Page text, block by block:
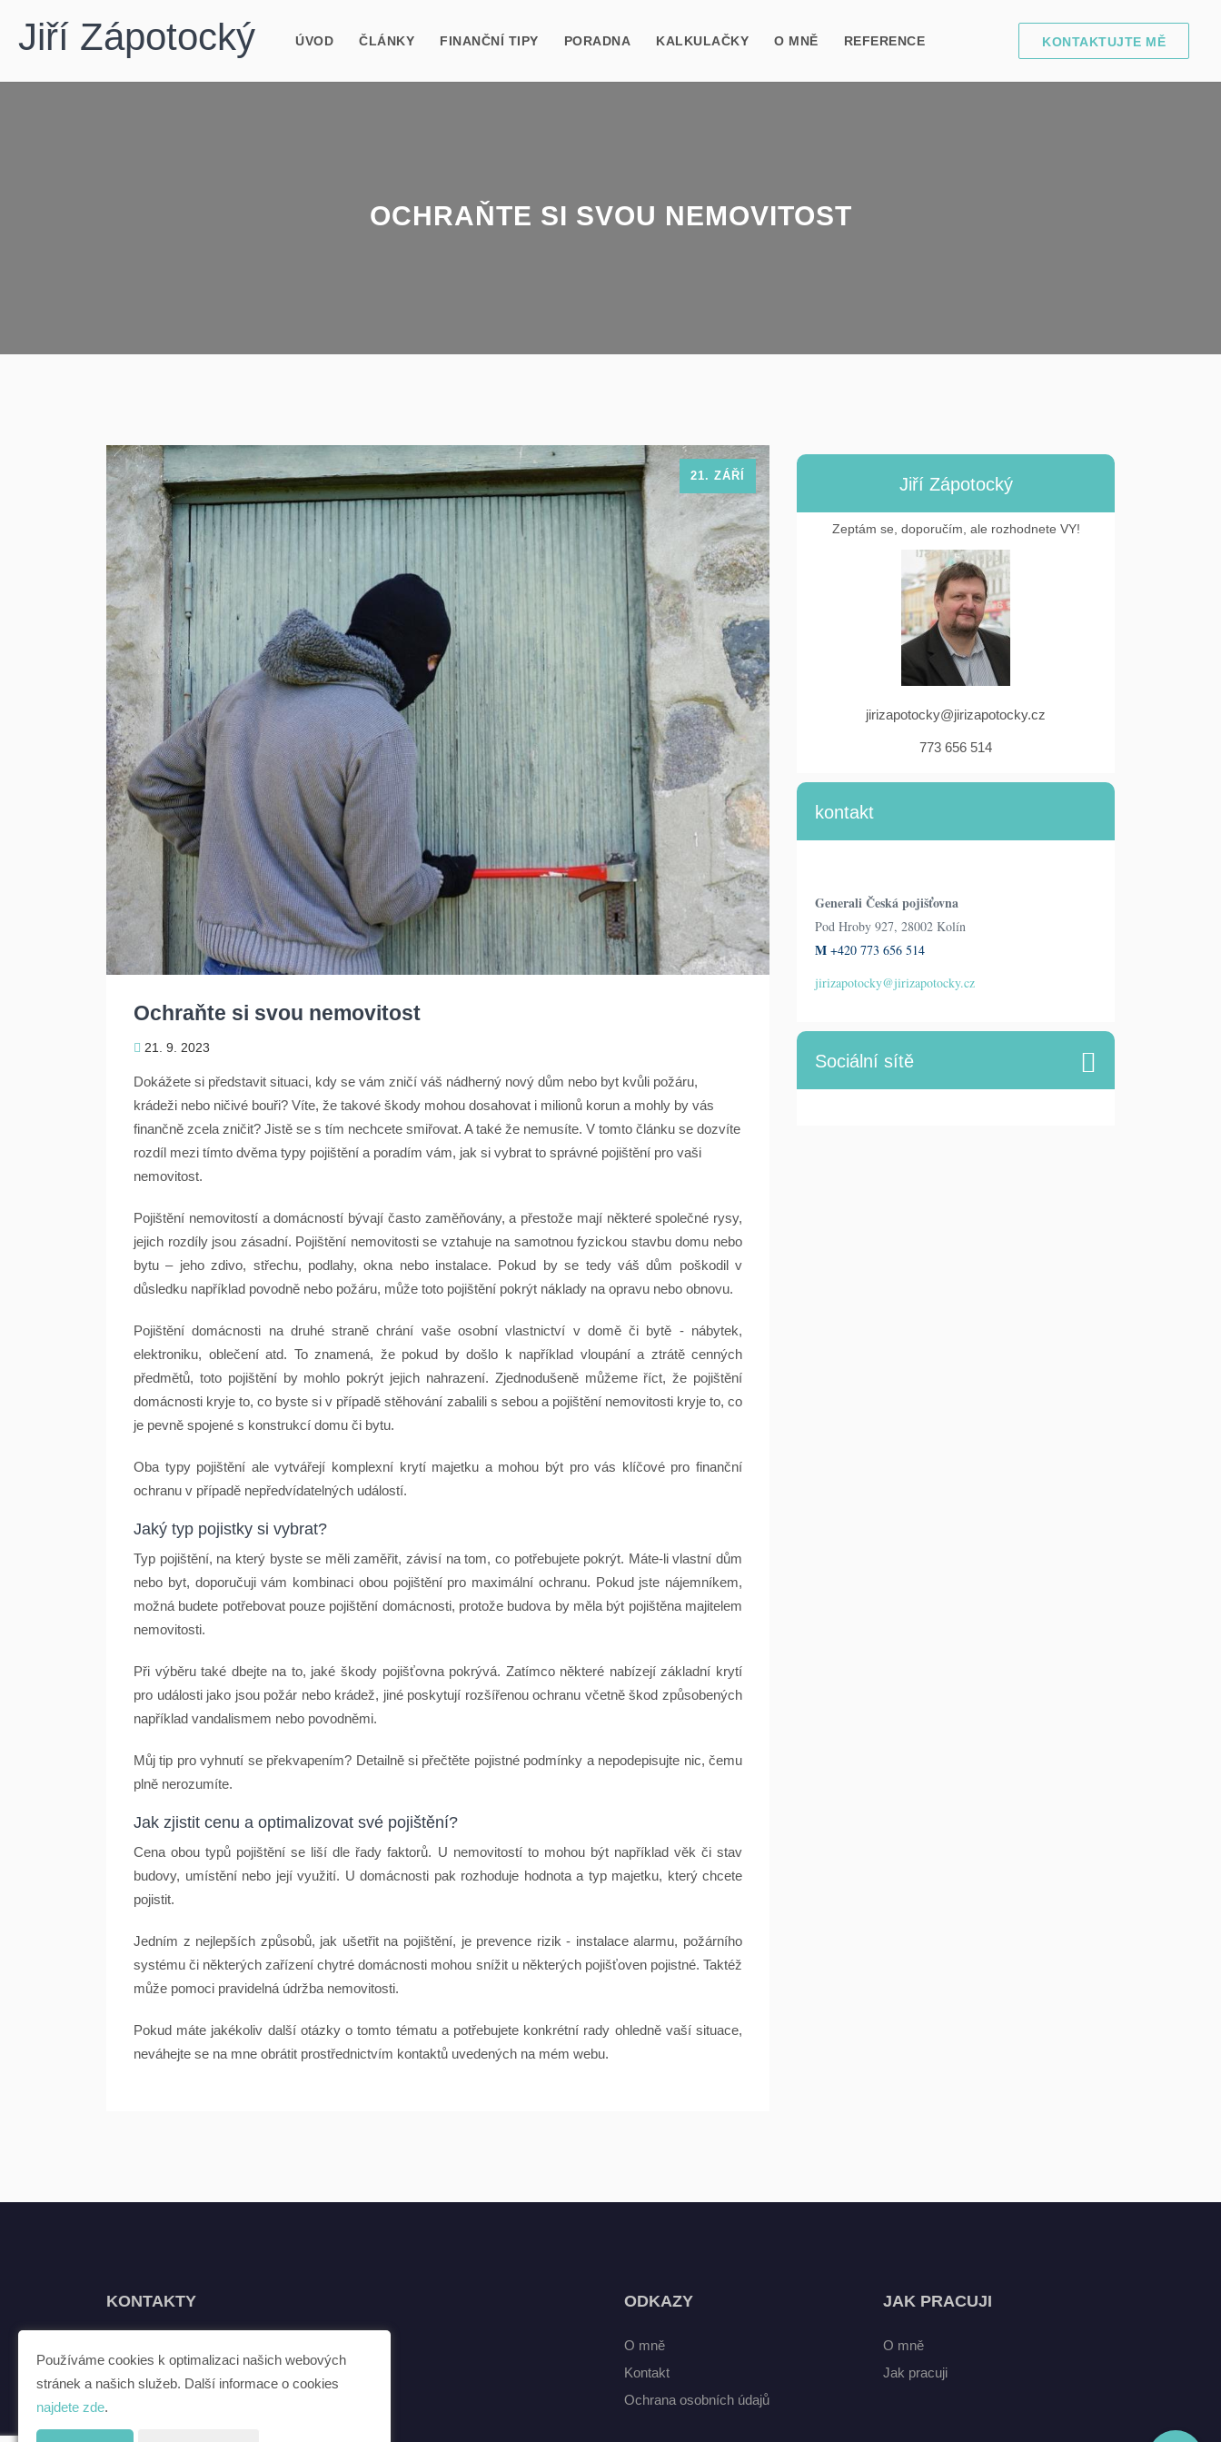
Jiří Zápotocký ÚVOD ČLÁNKY FINANČNÍ TIPY PORADNA KALKULAČKY O MNĚ REFERENCE KONTAKTUJTE MĚ
OCHRAŇTE SI SVOU NEMOVITOST
Ochraňte si svou nemovitost
21. 9. 2023
21. ZÁŘÍ
Dokážete si představit situaci, kdy se vám zničí váš nádherný nový dům nebo byt kvůli požáru,
krádeži nebo ničivé bouři? Víte, že takové škody mohou dosahovat i milionů korun a mohly by vás
finančně zcela zničit? Jistě se s tím nechcete smiřovat. A také že nemusíte. V tomto článku se dozvíte
rozdíl mezi tímto dvěma typy pojištění a poradím vám, jak si vybrat to správné pojištění pro vaši
nemovitost.
Pojištění nemovitostí a domácností bývají často zaměňovány, a přestože mají některé společné rysy,
jejich rozdíly jsou zásadní. Pojištění nemovitosti se vztahuje na samotnou fyzickou stavbu domu nebo
bytu – jeho zdivo, střechu, podlahy, okna nebo instalace. Pokud by se tedy váš dům poškodil v
důsledku například povodně nebo požáru, může toto pojištění pokrýt náklady na opravu nebo obnovu.
Pojištění domácnosti na druhé straně chrání vaše osobní vlastnictví v domě či bytě - nábytek,
elektroniku, oblečení atd. To znamená, že pokud by došlo k například vloupání a ztrátě cenných
předmětů, toto pojištění by mohlo pokrýt jejich nahrazení. Zjednodušeně můžeme říct, že pojištění
domácnosti kryje to, co byste si v případě stěhování zabalili s sebou a pojištění nemovitosti kryje to, co
je pevně spojené s konstrukcí domu či bytu.
Oba typy pojištění ale vytvářejí komplexní krytí majetku a mohou být pro vás klíčové pro finanční
ochranu v případě nepředvídatelných událostí.
Jaký typ pojistky si vybrat?
Typ pojištění, na který byste se měli zaměřit, závisí na tom, co potřebujete pokrýt. Máte-li vlastní dům
nebo byt, doporučuji vám kombinaci obou pojištění pro maximální ochranu. Pokud jste nájemníkem,
možná budete potřebovat pouze pojištění domácnosti, protože budova by měla být pojištěna majitelem
nemovitosti.
Při výběru také dbejte na to, jaké škody pojišťovna pokrývá. Zatímco některé nabízejí základní krytí
pro události jako jsou požár nebo krádež, jiné poskytují rozšířenou ochranu včetně škod způsobených
například vandalismem nebo povodněmi.
Můj tip pro vyhnutí se překvapením? Detailně si přečtěte pojistné podmínky a nepodepisujte nic, čemu
plně nerozumíte.
Jak zjistit cenu a optimalizovat své pojištění?
Cena obou typů pojištění se liší dle řady faktorů. U nemovitostí to mohou být například věk či stav
budovy, umístění nebo její využití. U domácnosti pak rozhoduje hodnota a typ majetku, který chcete
pojistit.
Jedním z nejlepších způsobů, jak ušetřit na pojištění, je prevence rizik - instalace alarmu, požárního
systému či některých zařízení chytré domácnosti mohou snížit u některých pojišťoven pojistné. Taktéž
může pomoci pravidelná údržba nemovitosti.
Pokud máte jakékoliv další otázky o tomto tématu a potřebujete konkrétní rady ohledně vaší situace,
neváhejte se na mne obrátit prostřednictvím kontaktů uvedených na mém webu.
Jiří Zápotocký
Zeptám se, doporučím, ale rozhodnete VY!
jirizapotocky@jirizapotocky.cz
773 656 514
kontakt
Generali Česká pojišťovna
Pod Hroby 927, 28002 Kolín
M +420 773 656 514
jirizapotocky@jirizapotocky.cz
Sociální sítě
KONTAKTY
E-mail:jirizapotocky@jirizapotocky.cz
ODKAZY
O mně
Kontakt
Ochrana osobních údajů
JAK PRACUJI
O mně
Jak pracuji
Používáme cookies k optimalizaci našich webových
stránek a našich služeb. Další informace o cookies
najdete zde.